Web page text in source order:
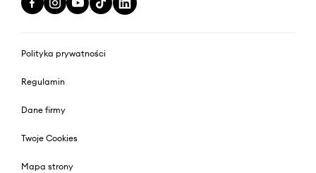
Polityka prywatności
Regulamin
Dane firmy
Twoje Cookies
Mapa strony